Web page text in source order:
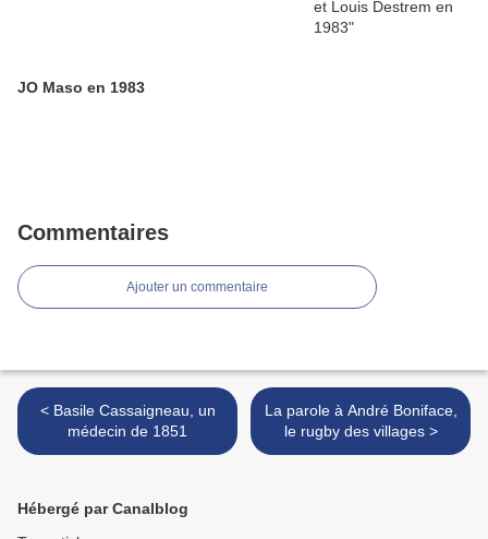
JO Maso en 1983
Commentaires
Ajouter un commentaire
< Basile Cassaigneau, un
médecin de 1851
La parole à André Boniface,
le rugby des villages >
Hébergé par Canalblog